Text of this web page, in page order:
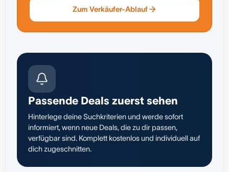
Zum Verkäufer-Ablauf
Passende Deals zuerst sehen
Hinterlege deine Suchkriterien und werde sofort
informiert, wenn neue Deals, die zu dir passen,
verfügbar sind. Komplett kostenlos und individuell auf
dich zugeschnitten.